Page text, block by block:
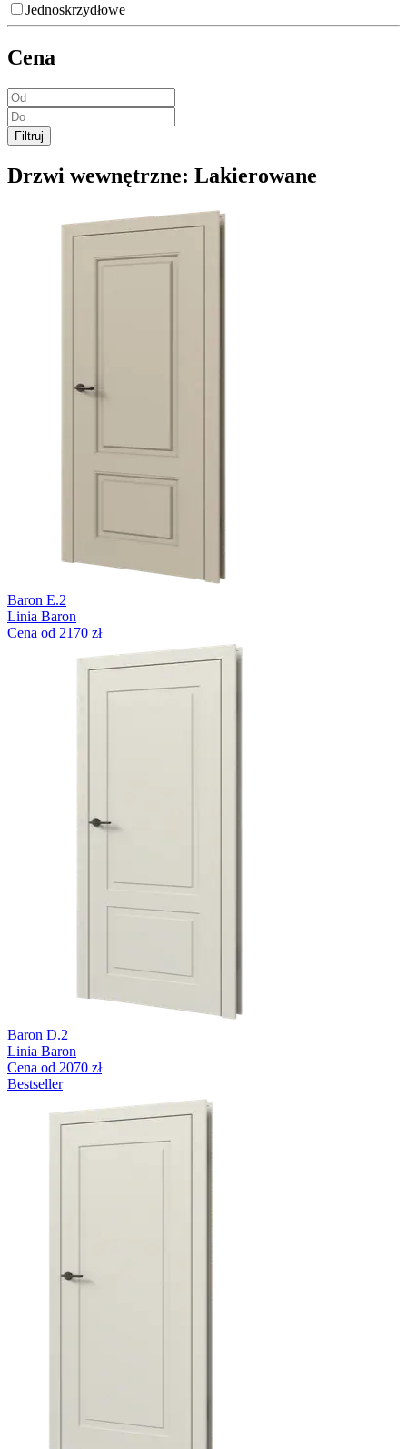
Jednoskrzydłowe
Cena
Filtruj
Drzwi wewnętrzne: Lakierowane
Baron E.2
Linia Baron
Cena od 2170 zł
Baron D.2
Linia Baron
Cena od 2070 zł
Bestseller